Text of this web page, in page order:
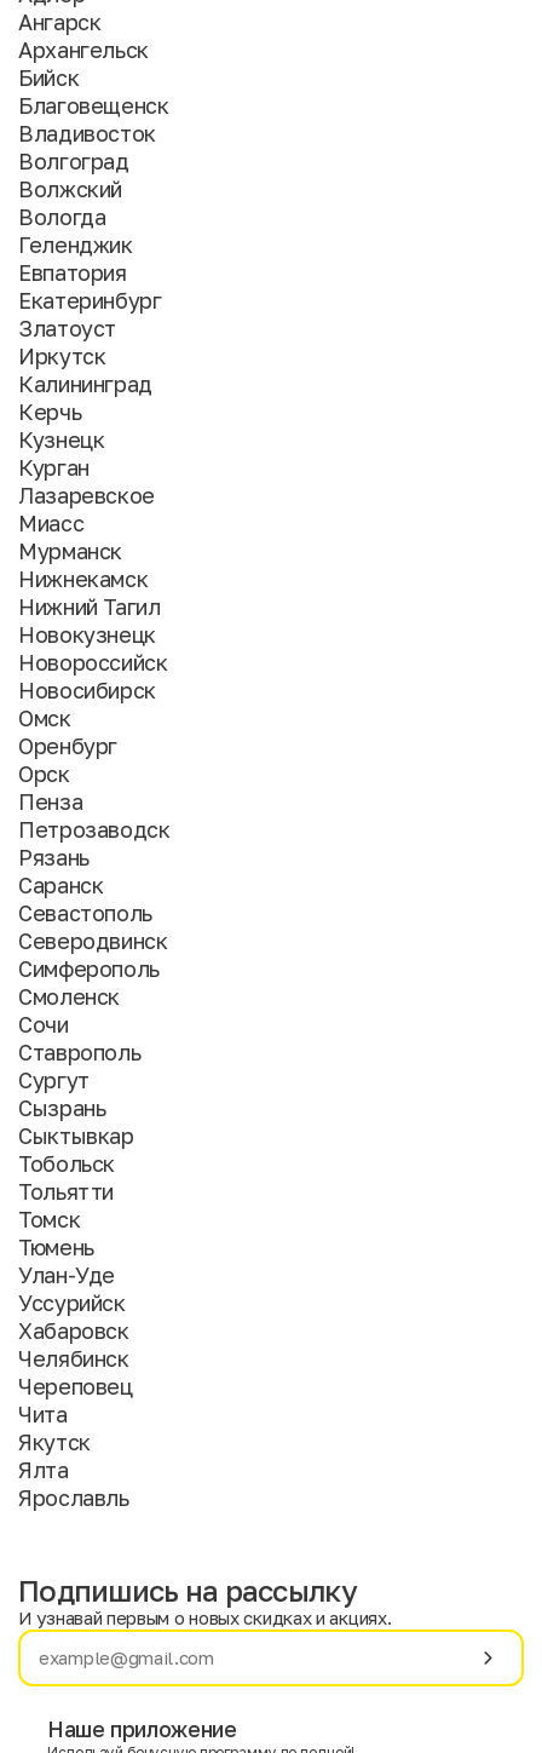
Ангарск
Архангельск
Бийск
Благовещенск
Владивосток
Волгоград
Волжский
Вологда
Геленджик
Евпатория
Екатеринбург
Златоуст
Иркутск
Калининград
Керчь
Кузнецк
Курган
Лазаревское
Миасс
Мурманск
Нижнекамск
Нижний Тагил
Новокузнецк
Новороссийск
Новосибирск
Омск
Оренбург
Орск
Пенза
Петрозаводск
Рязань
Саранск
Севастополь
Северодвинск
Симферополь
Смоленск
Сочи
Ставрополь
Сургут
Сызрань
Сыктывкар
Тобольск
Тольятти
Томск
Тюмень
Улан-Уде
Уссурийск
Хабаровск
Челябинск
Череповец
Чита
Якутск
Ялта
Ярославль
Имя
Подпишись на рассылку
И узнавай первым о новых скидках и акциях.
Наше приложение